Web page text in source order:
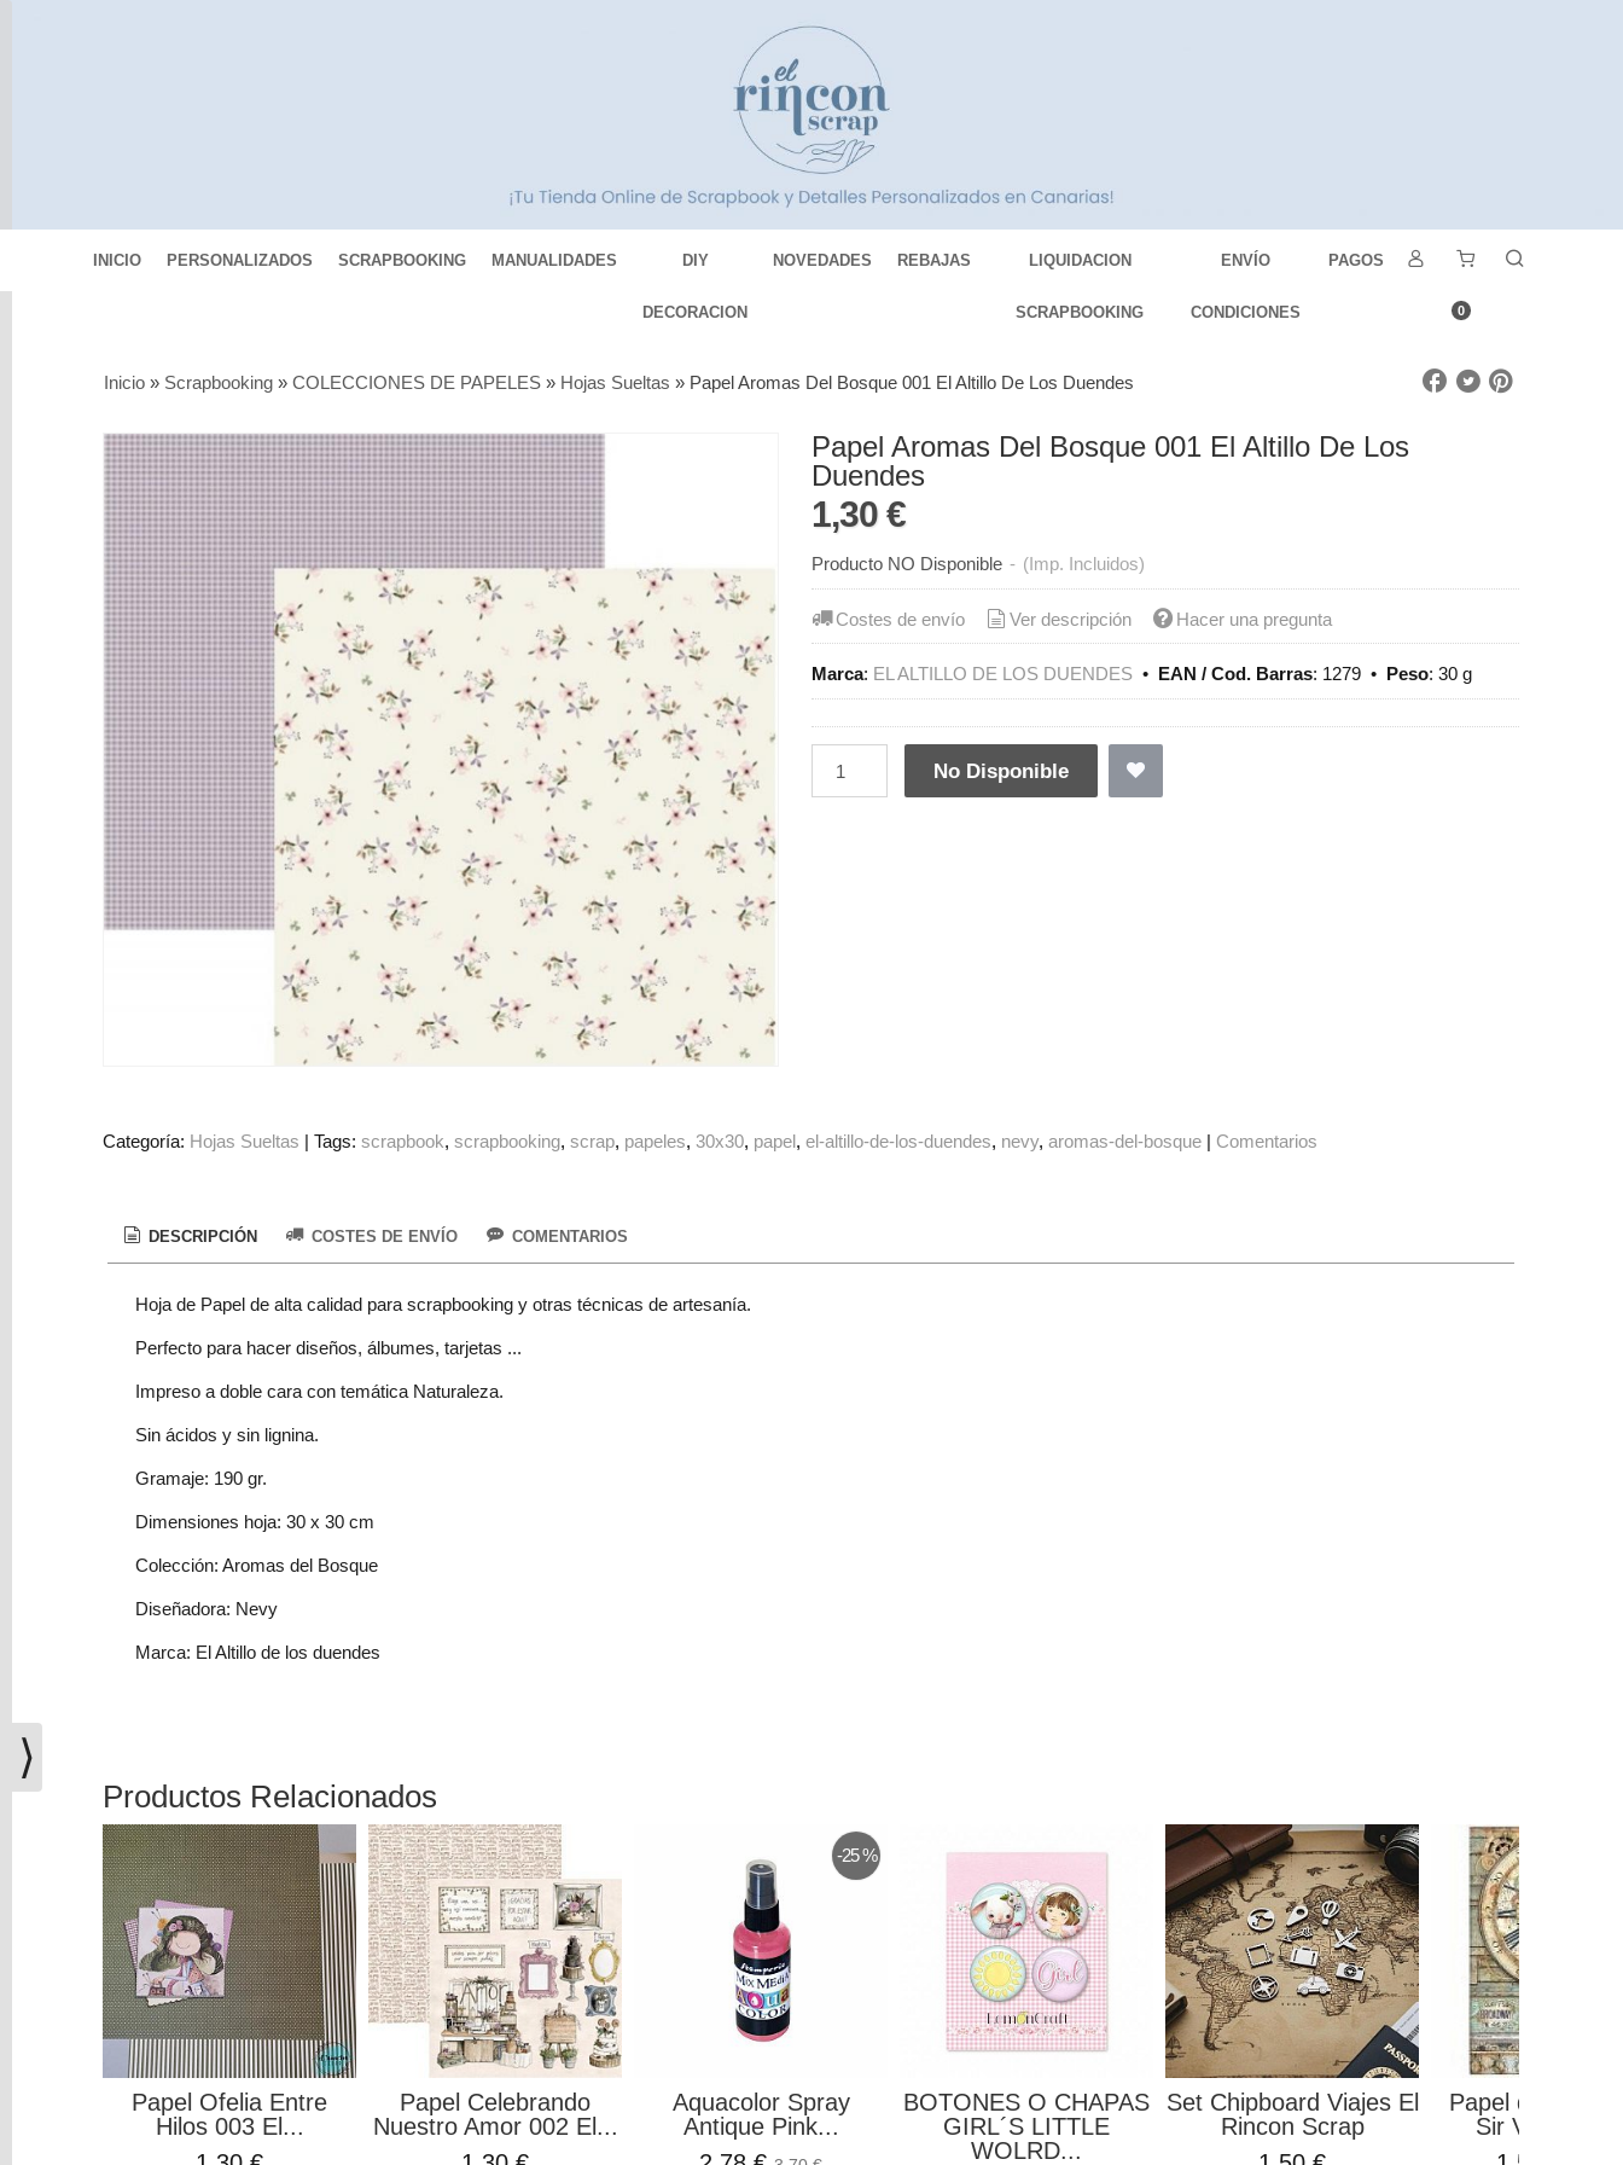
INICIO PERSONALIZADOS SCRAPBOOKING MANUALIDADES DIY
DECORACION
NOVEDADES REBAJAS LIQUIDACION
SCRAPBOOKING
ENVÍO
CONDICIONES
PAGOS
0
MIXED
MEDIA
Pinturas
Mediums
Máquinas
Vinilos
REBAJAS
Novedades
NAVIDAD
Papelería
Herramientas
Tarjeta
DECORACION
Carrito
está
vacío
Redes
Sociales
Instagram
Facebook
Inicio » Scrapbooking »COLECCIONES DE PAPELES » Hojas Sueltas » Papel Aromas Del Bosque 001 El Altillo De Los Duendes
Papel Aromas Del Bosque 001 El Altillo De Los
Duendes
1,30 €
Producto NO Disponible - (Imp. Incluidos)
Costes de envío Ver descripción Hacer una pregunta
Marca: EL ALTILLO DE LOS DUENDES • EAN / Cod. Barras: 1279 • Peso:30 g
No Disponible
Categoría: Hojas Sueltas |Tags:scrapbook scrapbooking scrap papeles 30x30 papel el-altillo-de-los-duendes nevy aromas-del-bosque | Comentarios
DESCRIPCIÓN COSTES DE ENVÍO COMENTARIOS
Hoja de Papel de alta calidad para scrapbooking y otras técnicas de artesanía.
Perfecto para hacer diseños, álbumes, tarjetas ...
Impreso a doble cara con temática Naturaleza.
Sin ácidos y sin lignina.
Gramaje: 190 gr.
Dimensiones hoja: 30 x 30 cm
Colección: Aromas del Bosque
Diseñadora: Nevy
Marca: El Altillo de los duendes
Productos Relacionados
Papel Ofelia Entre
Hilos 003 El...
Papel Celebrando
Nuestro Amor 002 El...
-25 %
Aquacolor Spray
Antique Pink...
BOTONES O CHAPAS
GIRL´S LITTLE
WOLRD...
Set Chipboard Viajes El
Rincon Scrap
Papel de Arroz
Sir
⟩